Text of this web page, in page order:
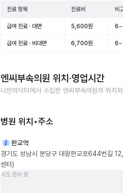
진료 항목 진료비 비
급여 진료 · 대면 5,600원
급여 진료 · 비대면 6,700원
엔씨부속의원 위치·영업시간
나만의닥터에서 수집한 엔씨부속의원의 위치
병원 위치•주소
판교역
경기도 성남시 분당구 대왕판교로644번길
센터)
지도 준비 중